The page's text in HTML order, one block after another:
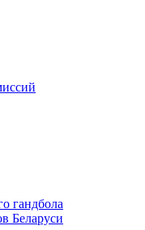
гандбола
Беларуси